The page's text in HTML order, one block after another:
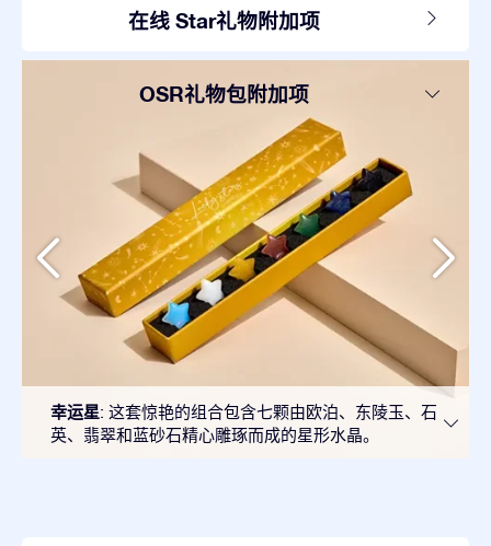
在线 Star礼物附加项
OSR礼物包附加项
幸运星: 这套惊艳的组合包含七颗由欧泊、东陵玉、石
英、翡翠和蓝砂石精心雕琢而成的星形水晶。